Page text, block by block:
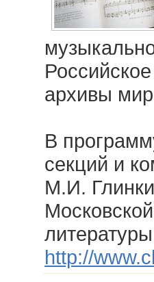
архивы
В
секций и
М.И.
http://